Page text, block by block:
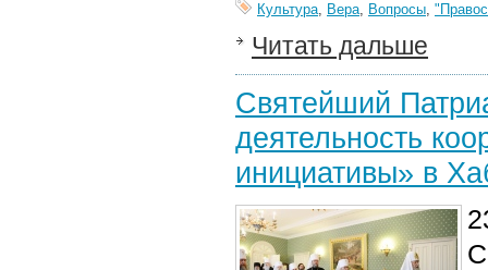
Культура, Вера, Вопросы,
Читать дальше
Святейший
деятельность
инициативы» в